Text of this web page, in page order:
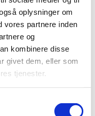
oplysninger om
vores partnere inden
og
kombinere disse
givet dem, eller som
tjenester.
der blev
til en…